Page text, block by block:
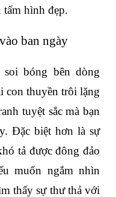
hình đẹp.
ban ngày
bóng bên dòng
con thuyền trôi lặng
tuyệt sắc mà bạn
Đặc biệt hơn là sự
tả được đông đảo
muốn ngắm nhìn
thấy sự thư thả với